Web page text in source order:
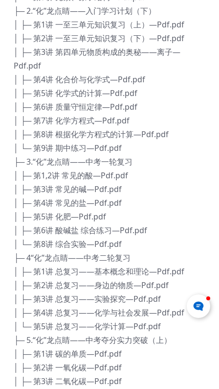
├─ 2.“化”龙点睛——入门学习计划（下）
│ ├─ 第1讲 一至三单元知识复习（上）—Pdf.pdf
│ ├─ 第2讲 一至三单元知识复习（下）—Pdf.pdf
│ ├─ 第3讲 第四单元物质构成的奥秘——离子—
Pdf.pdf
│ ├─ 第4讲 化合价与化学式—Pdf.pdf
│ ├─ 第5讲 化学式的计算—Pdf.pdf
│ ├─ 第6讲 质量守恒定律—Pdf.pdf
│ ├─ 第7讲 化学方程式—Pdf.pdf
│ ├─ 第8讲 根据化学方程式的计算—Pdf.pdf
│ └─ 第9讲 期中练习—Pdf.pdf
├─ 3.“化”龙点睛——中考一轮复习
│ ├─ 第1,2讲 常见的酸—Pdf.pdf
│ ├─ 第3讲 常见的碱—Pdf.pdf
│ ├─ 第4讲 常见的盐—Pdf.pdf
│ ├─ 第5讲 化肥—Pdf.pdf
│ ├─ 第6讲 酸碱盐 综合练习—Pdf.pdf
│ └─ 第8讲 综合实验—Pdf.pdf
├─ 4“化”龙点睛——中考二轮复习
│ ├─ 第1讲 总复习——基本概念和理论—Pdf.pdf
│ ├─ 第2讲 总复习——身边的物质—Pdf.pdf
│ ├─ 第3讲 总复习——实验探究—Pdf.pdf
│ ├─ 第4讲 总复习——化学与社会发展—Pdf.pdf
│ └─ 第5讲 总复习——化学计算—Pdf.pdf
├─ 5.“化”龙点睛——中考夺分实力突破（上）
│ ├─ 第1讲 碳的单质—Pdf.pdf
│ ├─ 第2讲 一氧化碳—Pdf.pdf
│ ├─ 第3讲 二氧化碳—Pdf.pdf